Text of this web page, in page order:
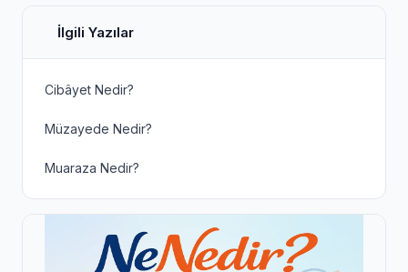
İlgili Yazılar
Cibâyet Nedir?
Müzayede Nedir?
Muaraza Nedir?